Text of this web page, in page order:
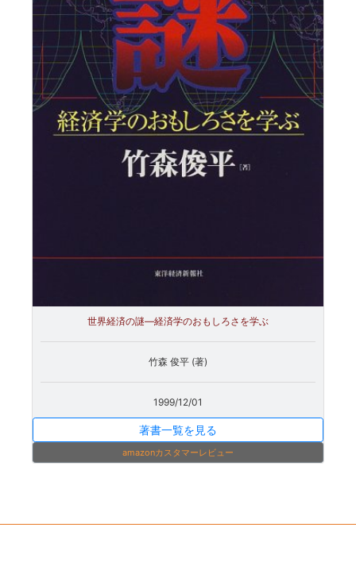
世界経済の謎―経済学のおもしろさを学ぶ
竹森 俊平 (著)
1999/12/01
著書一覧を見る
amazonカスタマーレビュー